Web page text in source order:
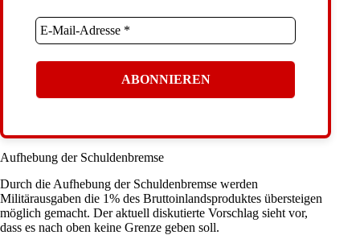
Aufhebung der Schuldenbremse
Durch die Aufhebung der Schuldenbremse werden
Militärausgaben die 1% des Bruttoinlandsproduktes übersteigen
möglich gemacht. Der aktuell diskutierte Vorschlag sieht vor,
dass es nach oben keine Grenze geben soll.